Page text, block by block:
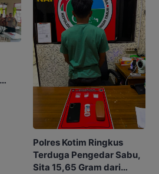
Polres Kotim Ringkus
Terduga Pengedar Sabu,
Sita 15,65 Gram dari